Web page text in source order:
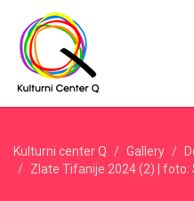
Kulturni center Q Gallery
Zlate Tifanije 2024 (2) | foto: